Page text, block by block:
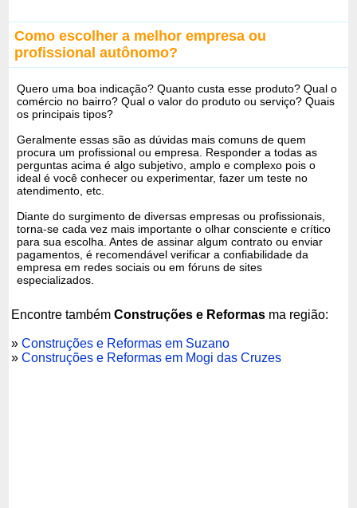
Como escolher a melhor empresa ou
profissional autônomo?
Quero uma boa indicação? Quanto custa esse produto? Qual o
comércio no bairro? Qual o valor do produto ou serviço? Quais
os principais tipos?
Geralmente essas são as dúvidas mais comuns de quem
procura um profissional ou empresa. Responder a todas as
perguntas acima é algo subjetivo, amplo e complexo pois o
ideal é você conhecer ou experimentar, fazer um teste no
atendimento, etc.
Diante do surgimento de diversas empresas ou profissionais,
torna-se cada vez mais importante o olhar consciente e crítico
para sua escolha. Antes de assinar algum contrato ou enviar
pagamentos, é recomendável verificar a confiabilidade da
empresa em redes sociais ou em fóruns de sites
especializados.
Encontre tambémConstruções e Reformas ma região:
»Construções e Reformas em Suzano
»Construções e Reformas em Mogi das Cruzes